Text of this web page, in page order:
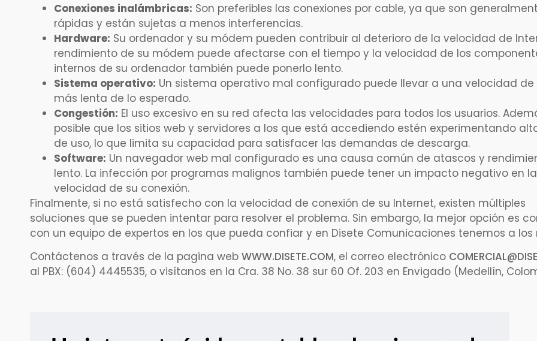
Conexiones inalámbricas: Son preferibles las conexiones por cable, ya que son
rápidas y están sujetas a menos interferencias.
Hardware: Su ordenador y su módem pueden contribuir al deterioro de la velocidad de
rendimiento de su módem puede afectarse con el tiempo y la velocidad de los
internos de su ordenador también puede ponerlo lento.
Sistema operativo: Un sistema operativo mal configurado puede llevar a una velocidad de
más lenta de lo esperado.
Congestión: El uso excesivo en su red afecta las velocidades para todos los usuarios.
posible que los sitios web y servidores a los que está accediendo estén experimentando
de uso, lo que limita su capacidad para satisfacer las demandas de descarga.
Software: Un navegador web mal configurado es una causa común de atascos y
lento. La infección por programas malignos también puede tener un impacto negativo en la
velocidad de su conexión.
Finalmente, si no está satisfecho con la velocidad de conexión de su Internet, existen múltiples
soluciones que se pueden intentar para resolver el problema. Sin embargo, la mejor opción es
con un equipo de expertos en los que pueda confiar y en Disete Comunicaciones tenemos a los
Contáctenos a través de la pagina web WWW.DISETE.COM, el correo electrónico
al PBX: (604) 4445535, o visítanos en la Cra. 38 No. 38 sur 60 Of. 203 en Envigado (Medellín,